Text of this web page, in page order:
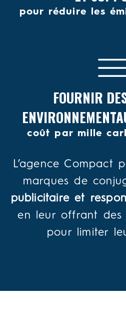
pour réduire les
FOURNIR
coût par mille
L’agence Compact
marques de
publicitaire et
en leur offrant des
pour limiter